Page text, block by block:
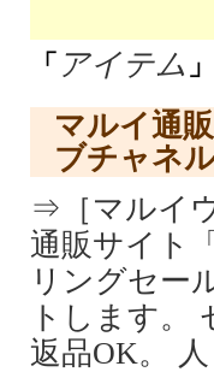
「 アイテム
マルイ通
ブチャネ
⇒［マルイ
通販サイト
リングセー
トします。
返品OK。